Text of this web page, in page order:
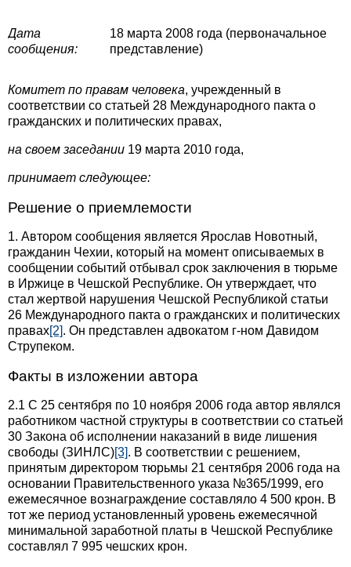
Дата
сообщения:
18 марта 2008 года (первоначальное
представление)
Комитет по правам человека, учрежденный в
соответствии со статьей 28 Международного пакта о
гражданских и политических правах,
на своем заседании 19 марта 2010 года,
принимает следующее:
Решение о приемлемости
1. Автором сообщения является Ярослав Новотный,
гражданин Чехии, который на момент описываемых в
сообщении событий отбывал срок заключения в тюрьме
в Иржице в Чешской Республике. Он утверждает, что
стал жертвой нарушения Чешской Республикой статьи
26 Международного пакта о гражданских и политических
правах[2]. Он представлен адвокатом г-ном Давидом
Струпеком.
Факты в изложении автора
2.1 С 25 сентября по 10 ноября 2006 года автор являлся
работником частной структуры в соответствии со статьей
30 Закона об исполнении наказаний в виде лишения
свободы (ЗИНЛС)[3]. В соответствии с решением,
принятым директором тюрьмы 21 сентября 2006 года на
основании Правительственного указа №365/1999, его
ежемесячное вознаграждение составляло 4 500 крон. В
тот же период установленный уровень ежемесячной
минимальной заработной платы в Чешской Республике
составлял 7 995 чешских крон.